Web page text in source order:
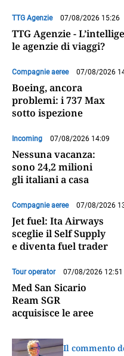
TTG Agenzie 07/08/2026 15:26
TTG Agenzie -
le agenzie di viaggi?
Compagnie aeree 07/08/2026
Boeing, ancora
problemi: i 737 Max
sotto ispezione
Incoming 07/08/2026 14:09
Nessuna vacanza:
sono 24,2 milioni
gli italiani a casa
Compagnie aeree 07/08/2026
Jet fuel: Ita Airways
sceglie il Self Supply
e diventa fuel trader
Tour operator 07/08/2026 12:51
Med San Sicario
Ream SGR
acquisisce le aree
Il commento